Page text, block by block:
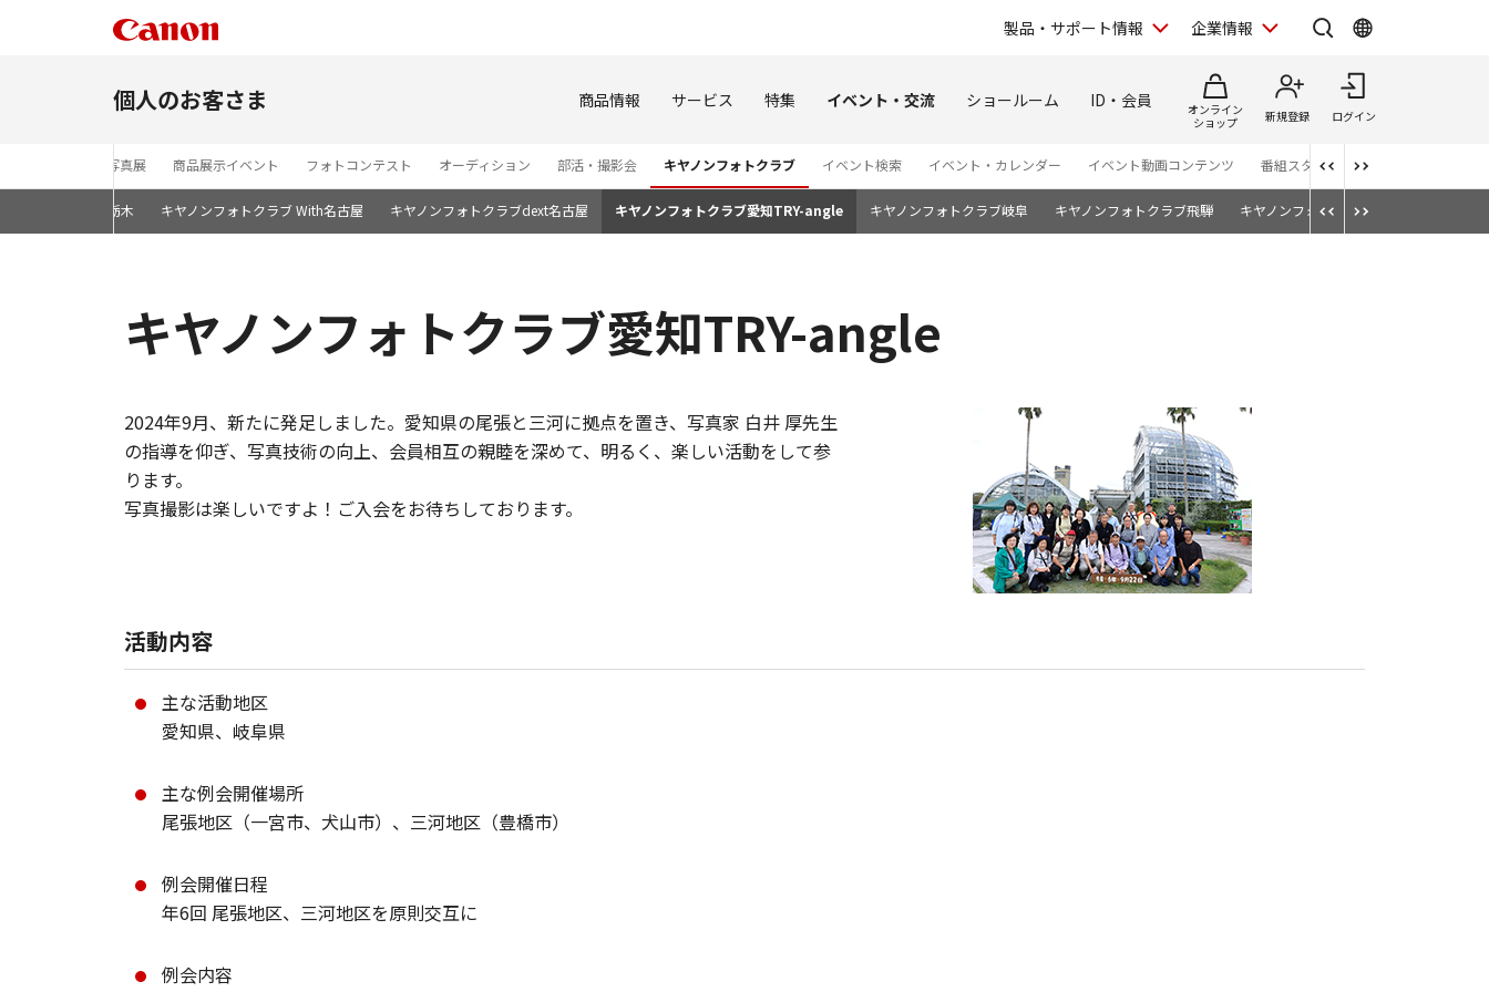
製品・サポート情報 企業情報
個人のお客さま 商品情報 サービス 特集 イベント・交流 ショールーム ID・会員
オンライン
ショップ
新規登録 ログイン
写真展 商品展示イベント フォトコンテスト オーディション 部活・撮影会 キヤノンフォトクラブ イベント検索 イベント・カレンダー イベント動画コンテンツ 番組スタッフが語る TBS「世界遺産
ンフォトクラブ栃木 キヤノンフォトクラブ With名古屋 キヤノンフォトクラブdext名古屋 キヤノンフォトクラブ愛知TRY-angle キヤノンフォトクラブ岐阜 キヤノンフォトクラブ飛騨 キヤノンフォトクラブ伊勢
キヤノンフォトクラブ愛知TRY-angle
2024年9月、新たに発足しました。愛知県の尾張と三河に拠点を置き、写真家 白井 厚先生
の指導を仰ぎ、写真技術の向上、会員相互の親睦を深めて、明るく、楽しい活動をして参
ります。
写真撮影は楽しいですよ！ご入会をお待ちしております。
活動内容
主な活動地区
愛知県、岐阜県
主な例会開催場所
尾張地区（一宮市、犬山市）、三河地区（豊橋市）
例会開催日程
年6回 尾張地区、三河地区を原則交互に
例会内容